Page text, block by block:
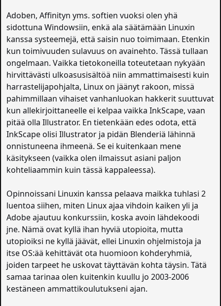
Adoben, Affinityn yms. softien vuoksi olen yhä
sidottuna Windowsiin, enkä ala säätämään Linuxin
kanssa systeemejä, että saisin nuo toimimaan. Etenkin
kun toimivuuden sulavuus on avainehto. Tässä tullaan
ongelmaan. Vaikka tietokoneilla toteutetaan nykyään
hirvittävästi ulkoasusisältöä niin ammattimaisesti kuin
harrastelijapohjalta, Linux on jäänyt rakoon, missä
pahimmillaan vihaiset vanhanluokan hakkerit suuttuvat
kun allekirjoittaneelle ei kelpaa vaikka InkScape, vaan
pitää olla Illustrator. En tietenkään edes odota, että
InkScape olisi Illustrator ja pidän Blenderiä lähinnä
onnistuneena ihmeenä. Se ei kuitenkaan mene
käsitykseen (vaikka olen ilmaissut asiani paljon
kohteliaammin kuin tässä kappaleessa).
Opinnoissani Linuxin kanssa pelaava maikka tuhlasi 2
luentoa siihen, miten Linux ajaa vihdoin kaiken yli ja
Adobe ajautuu konkurssiin, koska avoin lähdekoodi
jne. Nämä ovat kyllä ihan hyviä utopioita, mutta
utopioiksi ne kyllä jäävät, ellei Linuxin ohjelmistoja ja
itse OS:ää kehittävät ota huomioon kohderyhmiä,
joiden tarpeet he uskovat täyttävän kohta täysin. Tätä
samaa tarinaa olen kuitenkin kuullu jo 2003-2006
kestäneen ammattikoulutukseni ajan.